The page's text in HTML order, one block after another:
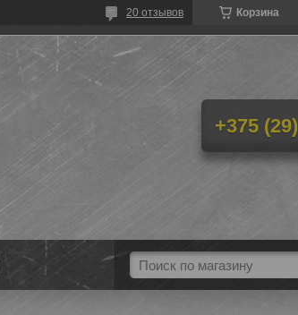
Корзина
20 отзывов
+375